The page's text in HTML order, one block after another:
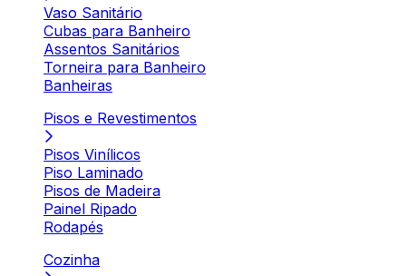
Vaso Sanitário
Cubas para Banheiro
Assentos Sanitários
Torneira para Banheiro
Banheiras
Pisos e Revestimentos
Pisos Vinílicos
Piso Laminado
Pisos de Madeira
Painel Ripado
Rodapés
Cozinha